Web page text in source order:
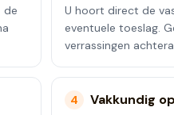
de
U hoort direct de
eventuele toeslag.
verrassingen
4 Vakkundig